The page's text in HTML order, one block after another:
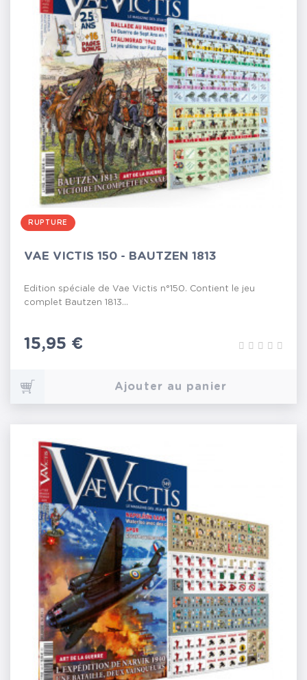
RUPTURE
VAE VICTIS 150 - BAUTZEN 1813
Edition spéciale de Vae Victis n°150. Contient le jeu
complet Bautzen 1813...
Prix
15,95 €
Ajouter au panier